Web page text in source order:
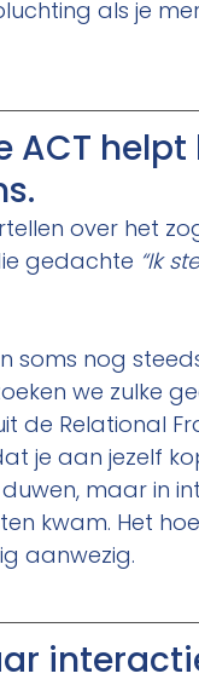
als je
ACT
over het
gedachte “Ik
soms nog
we zulke
de Relational
je aan jezelf
maar in
kwam. Het
aanwezig.